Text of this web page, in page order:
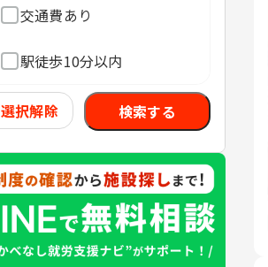
交通費あり
駅徒歩10分以内
選択解除 検索する